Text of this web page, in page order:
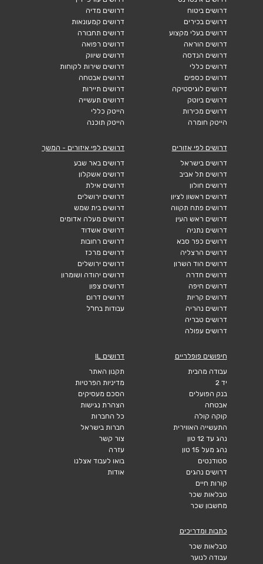
דרושים ביטוח
דרושים בכירים
דרושים בעלי מקצוע
דרושים הוראה
דרושים הנדסה
דרושים כללי
דרושים כספים
דרושים לוגיסטיקה
דרושים ביוטק
דרושים מכירות
הייטק חומרה
דרושים מדיה
דרושים קמעונאות
דרושים תחבורה
דרושים רפואה
דרושים שיווק
דרושים שירות לקוחות
דרושים אבטחה
דרושים תיירות
דרושים תעשייה
הייטק כללי
הייטק תוכנה
דרושים לפי אזורים
דרושים בישראל
דרושים תל אביב
דרושים חולון
דרושים ראשון לציון
דרושים פתח תקווה
דרושים ראש העין
דרושים נתניה
דרושים כפר סבא
דרושים הרצליה
דרושים הוד השרון
דרושים חדרה
דרושים חיפה
דרושים קריות
דרושים נהריה
דרושים טבריה
דרושים עפולה
דרושים לפי איזורים - המשך
דרושים באר שבע
דרושים אשקלון
דרושים אילת
דרושים ירושלים
דרושים בית שמש
דרושים מעלה אדומים
דרושים אשדוד
דרושים רחובות
דרושים מרכז
דרושים ירושלים
דרושים יהודה ושומרון
דרושים צפון
דרושים דרום
עבודות בחו"ל
חיפושים פופלריים
עבודה מהבית
יד 2
בנק הפועלים
אבטחה
קוקה קולה
התעשייה האווירית
נהג עד 12 טון
נהג מעל 15 טון
סטודנטים
דרושים נהגים
קורות חיים
טבלאות שכר
מחשבון שכר
דרושים IL
תקנון האתר
מדיניות הפרטיות
הסכם מעסיקים
הצהרת נגישות
כל החברות
חברות בישראל
צור קשר
עזרה
בואו לעבוד אצלנו
אודות
כתבות ומדריכים
טבלאות שכר
עבודה לנוער